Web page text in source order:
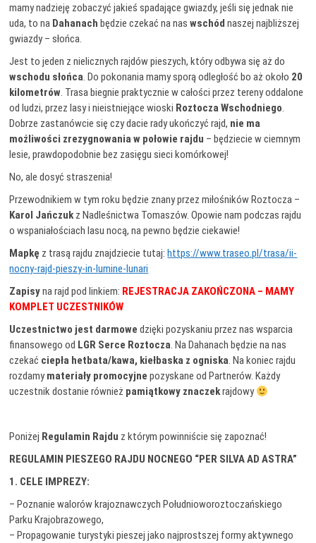
mamy nadzieję zobaczyć jakieś spadające gwiazdy, jeśli się jednak nie
uda, to na Dahanach będzie czekać na naswschód naszej najbliższej
gwiazdy – słońca.
Jest to jeden z nielicznych rajdów pieszych, który odbywa się aż do
wschodu słońca. Do pokonania mamy sporą odległość bo aż około 20
kilometrów. Trasa biegnie praktycznie w całości przez tereny oddalone
od ludzi, przez lasy i nieistniejące wioski Roztocza Wschodniego.
Dobrze zastanówcie się czy dacie rady ukończyć rajd, nie ma
możliwości zrezygnowania w połowie rajdu – będziecie w ciemnym
lesie, prawdopodobnie bez zasięgu sieci komórkowej!
No, ale dosyć straszenia!
Przewodnikiem w tym roku będzie znany przez miłośników Roztocza –
Karol Jańczukz Nadleśnictwa Tomaszów. Opowie nam podczas rajdu
o wspaniałościach lasu nocą, na pewno będzie ciekawie!
Mapkę z trasą rajdu znajdziecie tutaj: https://www.traseo.pl/trasa/ii-
nocny-rajd-pieszy-in-lumine-lunari
Zapisyna rajd pod linkiem: REJESTRACJA ZAKOŃCZONA – MAMY
KOMPLET UCZESTNIKÓW
Uczestnictwo jest darmowe dzięki pozyskaniu przez nas wsparcia
finansowego od LGR Serce Roztocza. Na Dahanach będzie na nas
czekać ciepła hetbata/kawa, kiełbaska z ogniska. Na koniec rajdu
rozdamymateriały promocyjne pozyskane od Partnerów. Każdy
uczestnik dostanie również pamiątkowy znaczekrajdowy
Poniżej Regulamin Rajdu z którym powinniście się zapoznać!
REGULAMIN PIESZEGO RAJDU NOCNEGO “PER SILVA AD ASTRA”
1. CELE IMPREZY:
– Poznanie walorów krajoznawczych Południoworoztoczańskiego
Parku Krajobrazowego,
– Propagowanie turystyki pieszej jako najprostszej formy aktywnego